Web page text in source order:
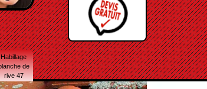
Habillage
de
rive 47